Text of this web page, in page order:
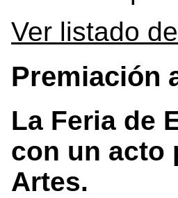
Ver listado
Premiación
La Feria de
con un acto
Artes.